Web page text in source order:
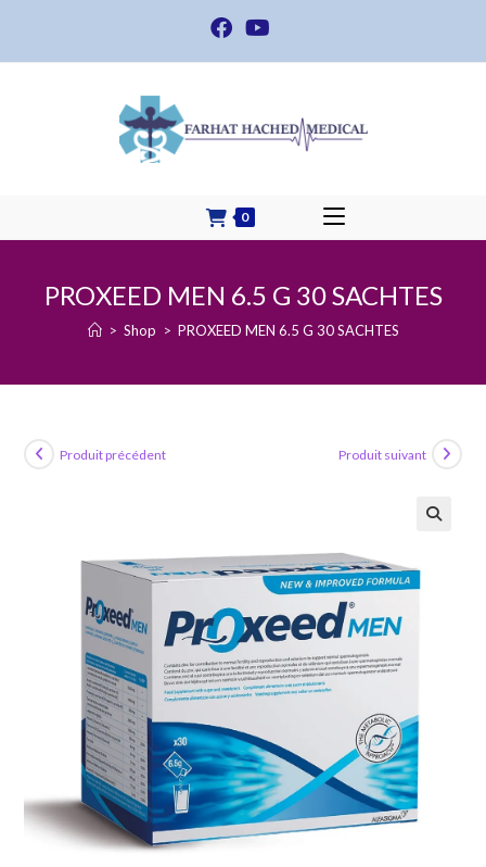
content
0
PROXEED MEN 6.5 G 30 SACHTES
> Shop > PROXEED MEN 6.5 G 30 SACHTES
Produit précédent Produit suivant